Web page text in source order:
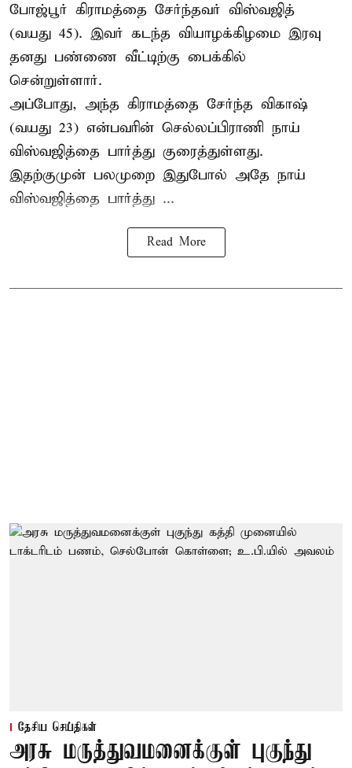
போஜ்பூர் கிராமத்தை சேர்ந்தவர் விஸ்வஜித்
(வயது 45). இவர் கடந்த வியாழக்கிழமை இரவு
தனது பண்ணை வீட்டிற்கு பைக்கில்
சென்றுள்ளார்.
அப்போது, அந்த கிராமத்தை சேர்ந்த விகாஷ்
(வயது 23) என்பவரின் செல்லப்பிராணி நாய்
விஸ்வஜித்தை பார்த்து குரைத்துள்ளது.
இதற்குமுன் பலமுறை இதுபோல் அதே நாய்
விஸ்வஜித்தை பார்த்து ...
Read More
தேசிய செய்திகள்
அரசு மருத்துவமனைக்குள் புகுந்து